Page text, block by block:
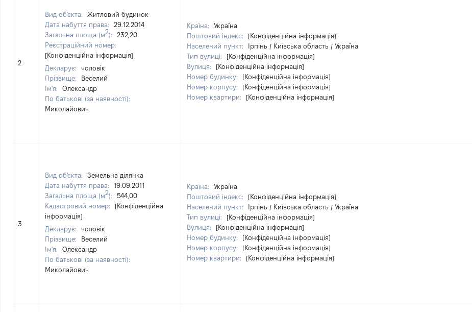
2
Вид об'єкта:
Житловий будинок
Дата набуття права:
29.12.2014
Загальна площа (м2):
232,20
Реєстраційний номер:
[Конфіденційна інформація]
Декларує:
чоловік
Прізвище:
Веселий
Ім'я:
Олександр
По батькові (за наявності):
Миколайович
Країна:
Україна
Поштовий індекс:
[Конфіденційна інформація]
Населений пункт:
Ірпінь / Київська область / Україна
Тип вулиці:
[Конфіденційна інформація]
Вулиця:
[Конфіденційна інформація]
Номер будинку:
[Конфіденційна інформація]
Номер корпусу:
[Конфіденційна інформація]
Номер квартири:
[Конфіденційна інформація]
3
Вид об'єкта:
Земельна ділянка
Дата набуття права:
19.09.2011
Загальна площа (м2):
544,00
Кадастровий номер:
[Конфіденційна
інформація]
Декларує:
чоловік
Прізвище:
Веселий
Ім'я:
Олександр
По батькові (за наявності):
Миколайович
Країна:
Україна
Поштовий індекс:
[Конфіденційна інформація]
Населений пункт:
Ірпінь / Київська область / Україна
Тип вулиці:
[Конфіденційна інформація]
Вулиця:
[Конфіденційна інформація]
Номер будинку:
[Конфіденційна інформація]
Номер корпусу:
[Конфіденційна інформація]
Номер квартири:
[Конфіденційна інформація]